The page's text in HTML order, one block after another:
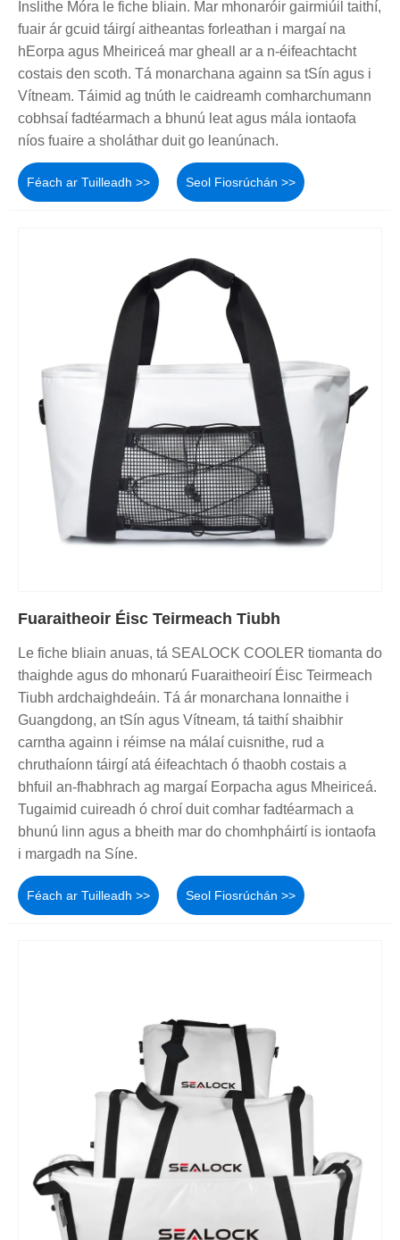
Inslithe Móra le fiche bliain. Mar mhonaróir gairmiúil taithí,
fuair ár gcuid táirgí aitheantas forleathan i margaí na
hEorpa agus Mheiriceá mar gheall ar a n-éifeachtacht
costais den scoth. Tá monarchana againn sa tSín agus i
Vítneam. Táimid ag tnúth le caidreamh comharchumann
cobhsaí fadtéarmach a bhunú leat agus mála iontaofa
níos fuaire a sholáthar duit go leanúnach.
Féach ar Tuilleadh >> Seol Fiosrúchán >>
Fuaraitheoir Éisc Teirmeach Tiubh
Le fiche bliain anuas, tá SEALOCK COOLER tiomanta do
thaighde agus do mhonarú Fuaraitheoirí Éisc Teirmeach
Tiubh ardchaighdeáin. Tá ár monarchana lonnaithe i
Guangdong, an tSín agus Vítneam, tá taithí shaibhir
carntha againn i réimse na málaí cuisnithe, rud a
chruthaíonn táirgí atá éifeachtach ó thaobh costais a
bhfuil an-fhabhrach ag margaí Eorpacha agus Mheiriceá.
Tugaimid cuireadh ó chroí duit comhar fadtéarmach a
bhunú linn agus a bheith mar do chomhpháirtí is iontaofa
i margadh na Síne.
Féach ar Tuilleadh >> Seol Fiosrúchán >>